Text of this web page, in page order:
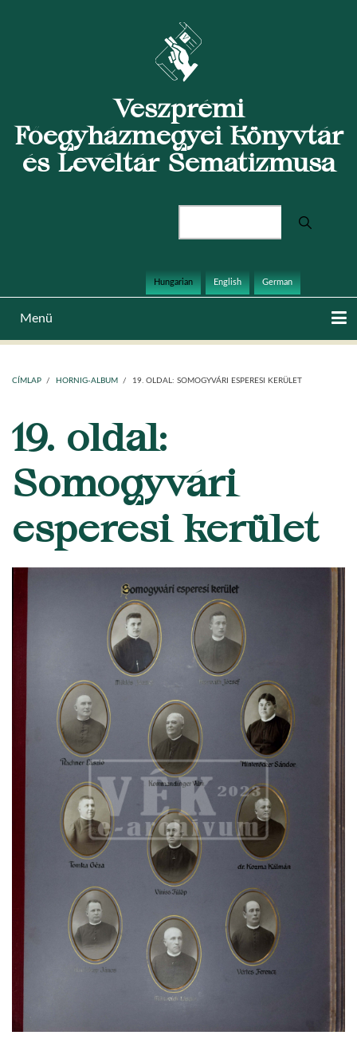
Veszprémi
Főegyházmegyei Könyvtár
és Levéltár Sematizmusa
Hungarian English German
navigation
Menü
MORZSA
CÍMLAP / HORNIG-ALBUM / 19. OLDAL: SOMOGYVÁRI ESPERESI KERÜLET
19. oldal:
Somogyvári
esperesi kerület